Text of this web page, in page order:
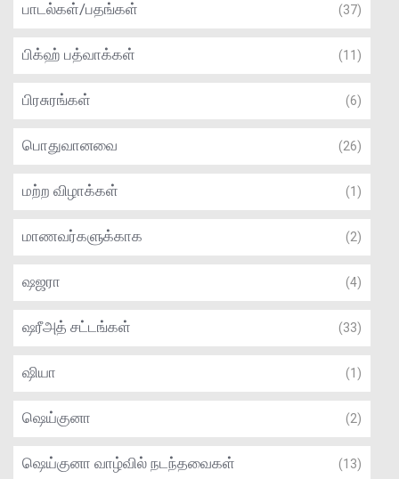
பாடல்கள்/பதங்கள் (37)
பிக்ஹ் பத்வாக்கள் (11)
பிரசுரங்கள் (6)
பொதுவானவை (26)
மற்ற விழாக்கள் (1)
மாணவர்களுக்காக (2)
ஷஜரா (4)
ஷரீஅத் சட்டங்கள் (33)
ஷியா (1)
ஷெய்குனா (2)
ஷெய்குனா வாழ்வில் நடந்தவைகள் (13)